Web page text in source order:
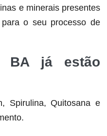
e minerais presentes
para o seu processo de
BA já estão
Spirulina, Quitosana e
Seca Já Detox – O Fim da gordura
localizada
Ver detalhes